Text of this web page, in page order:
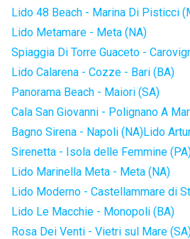
Lido 48 Beach - Marina Di Pisticci
Lido Metamare - Meta (NA)
Spiaggia Di Torre Guaceto -
Lido Calarena - Cozze - Bari (BA)
Panorama Beach - Maiori (SA)
Cala San Giovanni - Polignano A
Bagno Sirena - Napoli (NA)Lido
Sirenetta - Isola delle Femmine
Lido Marinella Meta - Meta (NA)
Lido Moderno - Castellammare di
Lido Le Macchie - Monopoli (BA)
Rosa Dei Venti - Vietri sul Mare